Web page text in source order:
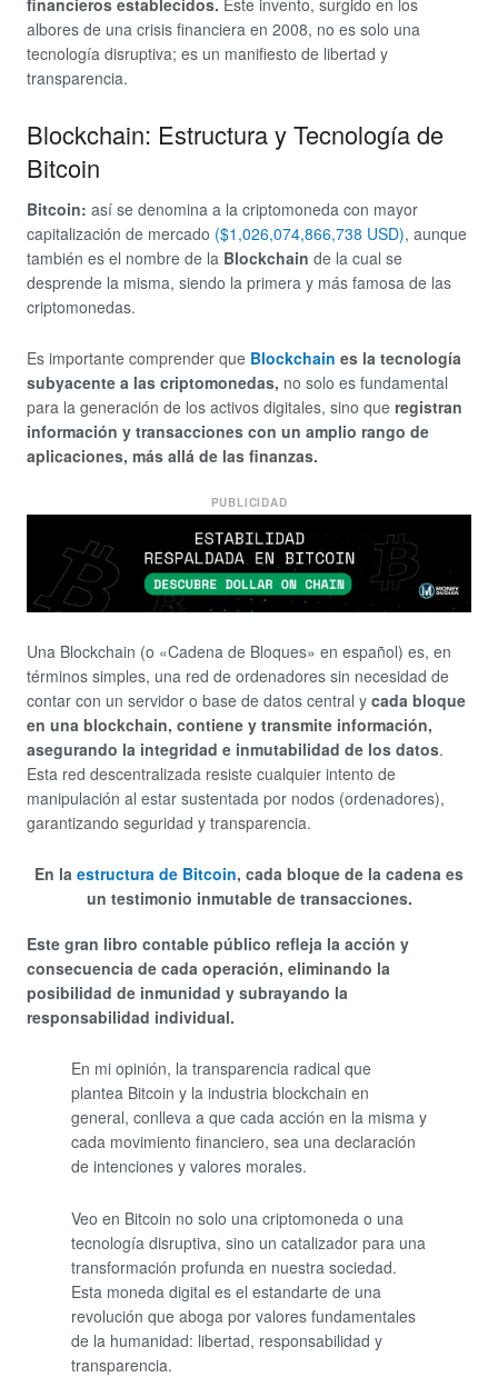
financieros establecidos. Este invento, surgido en los
albores de una crisis financiera en 2008, no es solo una
tecnología disruptiva; es un manifiesto de libertad y
transparencia.
Blockchain: Estructura y Tecnología de
Bitcoin
Bitcoin: así se denomina a la criptomoneda con mayor
capitalización de mercado ($1,026,074,866,738 USD), aunque
también es el nombre de la Blockchain de la cual se
desprende la misma, siendo la primera y más famosa de las
criptomonedas.
Es importante comprender que Blockchain es la tecnología
subyacente a las criptomonedas, no solo es fundamental
para la generación de los activos digitales, sino que registran
información y transacciones con un amplio rango de
aplicaciones, más allá de las finanzas.
PUBLICIDAD
Una Blockchain (o «Cadena de Bloques» en español) es, en
términos simples, una red de ordenadores sin necesidad de
contar con un servidor o base de datos central y cada bloque
en una blockchain, contiene y transmite información,
asegurando la integridad e inmutabilidad de los datos.
Esta red descentralizada resiste cualquier intento de
manipulación al estar sustentada por nodos (ordenadores),
garantizando seguridad y transparencia.
En la estructura de Bitcoin, cada bloque de la cadena es
un testimonio inmutable de transacciones.
Este gran libro contable público refleja la acción y
consecuencia de cada operación, eliminando la
posibilidad de inmunidad y subrayando la
responsabilidad individual.
En mi opinión, la transparencia radical que
plantea Bitcoin y la industria blockchain en
general, conlleva a que cada acción en la misma y
cada movimiento financiero, sea una declaración
de intenciones y valores morales.
Veo en Bitcoin no solo una criptomoneda o una
tecnología disruptiva, sino un catalizador para una
transformación profunda en nuestra sociedad.
Esta moneda digital es el estandarte de una
revolución que aboga por valores fundamentales
de la humanidad: libertad, responsabilidad y
transparencia.